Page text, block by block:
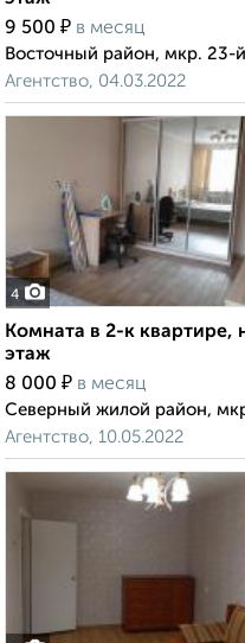
9 500 ₽ в месяц
Восточный район, мкр. 23-
Агентство, 04.03.2022
4
Комната в 2-к квартире,
этаж
8 000 ₽ в месяц
Северный жилой район,
Агентство, 10.05.2022